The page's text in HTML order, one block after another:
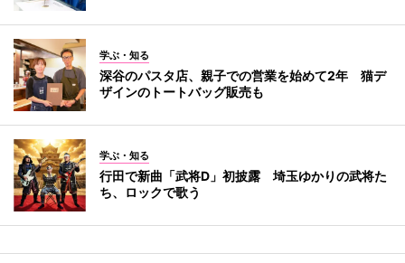
学ぶ・知る
深谷のパスタ店、親子での営業を始めて2年 猫デ
ザインのトートバッグ販売も
学ぶ・知る
行田で新曲「武将D」初披露 埼玉ゆかりの武将た
ち、ロックで歌う